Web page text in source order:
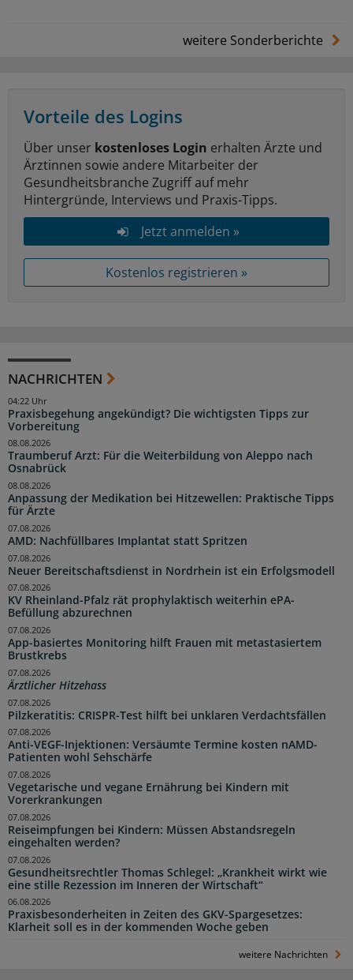
weitere Sonderberichte
Vorteile des Logins
Über unser kostenloses Login erhalten Ärzte und
Ärztinnen sowie andere Mitarbeiter der
Gesundheitsbranche Zugriff auf mehr
Hintergründe, Interviews und Praxis-Tipps.
Jetzt anmelden »
Kostenlos registrieren »
NACHRICHTEN
Praxisbegehung angekündigt? Die wichtigsten Tipps zur
Vorbereitung
04:22 Uhr
Traumberuf Arzt: Für die Weiterbildung von Aleppo nach
Osnabrück
08.08.2026
Anpassung der Medikation bei Hitzewellen: Praktische Tipps
für Ärzte
08.08.2026
AMD: Nachfüllbares Implantat statt Spritzen
07.08.2026
Neuer Bereitschaftsdienst in Nordrhein ist ein Erfolgsmodell
07.08.2026
KV Rheinland-Pfalz rät prophylaktisch weiterhin ePA-
Befüllung abzurechnen
07.08.2026
App-basiertes Monitoring hilft Frauen mit metastasiertem
Brustkrebs
07.08.2026
Ärztlicher Hitzehass
07.08.2026
Pilzkeratitis: CRISPR-Test hilft bei unklaren Verdachtsfällen
07.08.2026
Anti-VEGF-Injektionen: Versäumte Termine kosten nAMD-
Patienten wohl Sehschärfe
07.08.2026
Vegetarische und vegane Ernährung bei Kindern mit
Vorerkrankungen
07.08.2026
Reiseimpfungen bei Kindern: Müssen Abstandsregeln
eingehalten werden?
07.08.2026
Gesundheitsrechtler Thomas Schlegel: „Krankheit wirkt wie
eine stille Rezession im Inneren der Wirtschaft“
07.08.2026
Praxisbesonderheiten in Zeiten des GKV-Spargesetzes:
Klarheit soll es in der kommenden Woche geben
06.08.2026
weitere Nachrichten